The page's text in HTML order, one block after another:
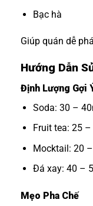
Bạc hà
Giúp quán dễ
Hướng Dẫn
Định Lượng Gợi
Soda: 30 –
Fruit tea: 25 –
Mocktail: 20
Đá xay: 40 –
Mẹo Pha Chế